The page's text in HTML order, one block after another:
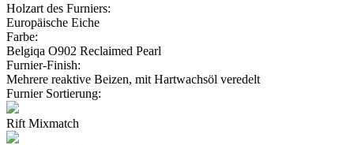
Holzart des Furniers:
Europäische Eiche
Farbe:
Belgiqa O902 Reclaimed Pearl
Furnier-Finish:
Mehrere reaktive Beizen, mit Hartwachsöl veredelt
Furnier Sortierung:
Rift Mixmatch